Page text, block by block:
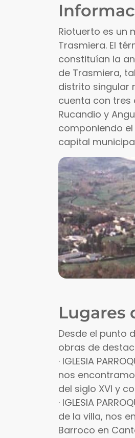
Riotuerto es un
Trasmiera. El
constituían la
de Trasmiera,
distrito singular
cuenta con tres
Rucandio y
componiendo
capital
Lugares
Desde el punto
obras de
· IGLESIA
nos
del siglo XVI y
· IGLESIA
de la villa, nos
Barroco en